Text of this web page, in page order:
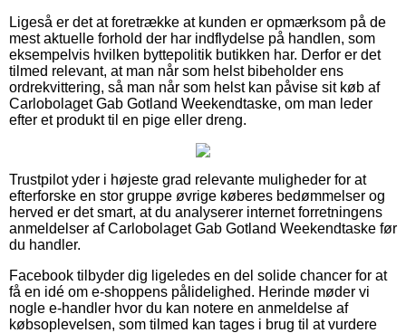
Ligeså er det at foretrække at kunden er opmærksom på de
mest aktuelle forhold der har indflydelse på handlen, som
eksempelvis hvilken byttepolitik butikken har. Derfor er det
tilmed relevant, at man når som helst bibeholder ens
ordrekvittering, så man når som helst kan påvise sit køb af
Carlobolaget Gab Gotland Weekendtaske, om man leder
efter et produkt til en pige eller dreng.
Trustpilot yder i højeste grad relevante muligheder for at
efterforske en stor gruppe øvrige køberes bedømmelser og
herved er det smart, at du analyserer internet forretningens
anmeldelser af Carlobolaget Gab Gotland Weekendtaske før
du handler.
Facebook tilbyder dig ligeledes en del solide chancer for at
få en idé om e-shoppens pålidelighed. Herinde møder vi
nogle e-handler hvor du kan notere en anmeldelse af
købsoplevelsen, som tilmed kan tages i brug til at vurdere